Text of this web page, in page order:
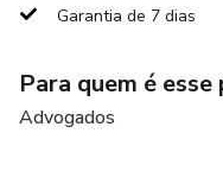
Garantia de 7 dias
Para quem é
Advogados